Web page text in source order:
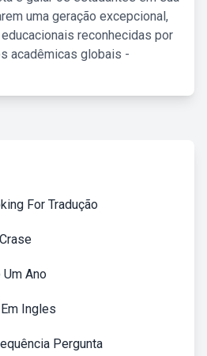
uma geração excepcional,
reconhecidas por
acadêmicas globais -
For Tradução
Ano
Ingles
Pergunta